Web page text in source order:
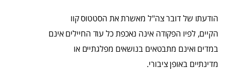
הודעתו של דובר צה"ל מאשרת את הסטטוס קוו
הקיים, לפיו הפקודה אינה נאכפת כל עוד החיילים אינם
במדים ואינם מתבטאים בנושאים מפלגתיים או
מדינתיים באופן ציבורי.